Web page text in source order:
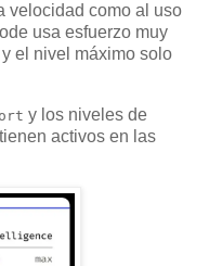
velocidad como al uso
usa esfuerzo muy
el nivel máximo solo
y los niveles de
activos en las